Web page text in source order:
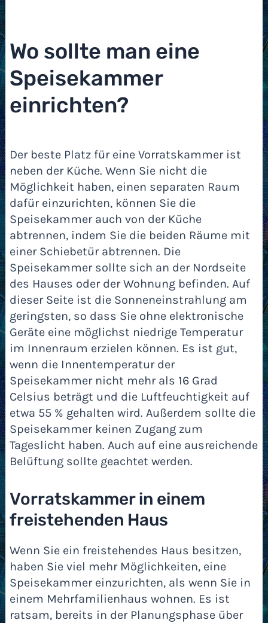
Wo sollte man eine
Speisekammer
einrichten?
Der beste Platz für eine Vorratskammer ist
neben der Küche. Wenn Sie nicht die
Möglichkeit haben, einen separaten Raum
dafür einzurichten, können Sie die
Speisekammer auch von der Küche
abtrennen, indem Sie die beiden Räume mit
einer Schiebetür abtrennen. Die
Speisekammer sollte sich an der Nordseite
des Hauses oder der Wohnung befinden. Auf
dieser Seite ist die Sonneneinstrahlung am
geringsten, so dass Sie ohne elektronische
Geräte eine möglichst niedrige Temperatur
im Innenraum erzielen können. Es ist gut,
wenn die Innentemperatur der
Speisekammer nicht mehr als 16 Grad
Celsius beträgt und die Luftfeuchtigkeit auf
etwa 55 % gehalten wird. Außerdem sollte die
Speisekammer keinen Zugang zum
Tageslicht haben. Auch auf eine ausreichende
Belüftung sollte geachtet werden.
Vorratskammer in einem
freistehenden Haus
Wenn Sie ein freistehendes Haus besitzen,
haben Sie viel mehr Möglichkeiten, eine
Speisekammer einzurichten, als wenn Sie in
einem Mehrfamilienhaus wohnen. Es ist
ratsam, bereits in der Planungsphase über